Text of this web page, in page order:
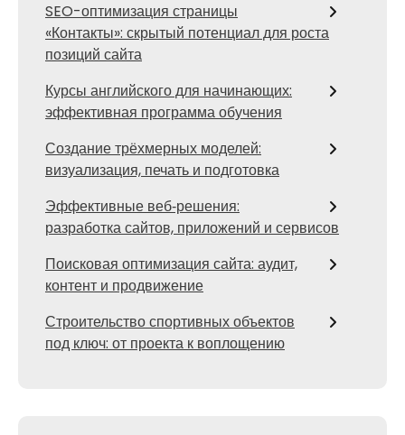
SEO-оптимизация страницы
«Контакты»: скрытый потенциал для роста
позиций сайта
Курсы английского для начинающих:
эффективная программа обучения
Создание трёхмерных моделей:
визуализация, печать и подготовка
Эффективные веб‑решения:
разработка сайтов, приложений и сервисов
Поисковая оптимизация сайта: аудит,
контент и продвижение
Строительство спортивных объектов
под ключ: от проекта к воплощению